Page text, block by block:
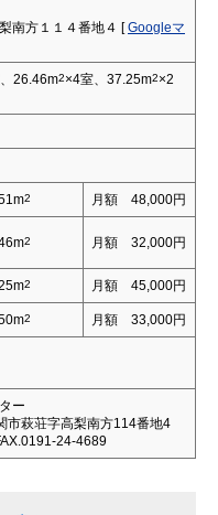
南方１１４番地４ [Googleマ
26.46m2×4室、37.25m2×2
2 月額 48,000円
2 月額 32,000円
2 月額 45,000円
2 月額 33,000円
ー
市萩荘字高梨南方114番地4
24-4689